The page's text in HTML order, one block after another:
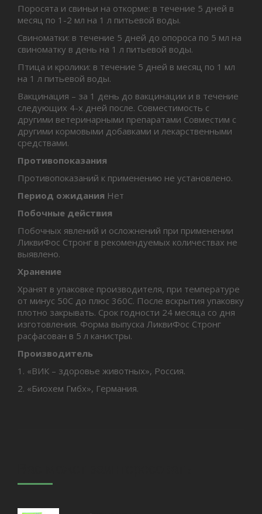
Поросята и свиньи на откорме: в течение 5 дней в
месяц по 1-2 мл на 1 л питьевой воды.
Свиноматки: в течение 5 дней до опороса по 5 мл на
свиноматку в день на 1 л питьевой воды.
Птица и кролики: в течение 5 дней в месяц по 1 мл
на 1 л питьевой воды.
Вакцинация – за 1 день до вакцинации и в течение
следующих 4-х дней после. Совместимость с
другими ветеринарными препаратами Совместим с
другими кормовыми добавками и лекарственными
средствами.
Противопоказания
Противопоказаний к применению не установлено.
Период ожидания Нет
Побочные действия
Побочных явлений и осложнений при применении
ЛиквиФос Стронг в рекомендуемых количествах не
выявлено.
Хранение
Хранят в упаковке производителя, при температуре
от минус 50С до плюс 360С. После вскрытия упаковку
плотно закрывать. Срок годности 24 месяца со дня
изготовления. Форма выпуска ЛиквиФос Стронг
расфасован в 5 л канистры.
Производитель
1. «ВИК – здоровье животных», Россия.
2. «Биохем Гмбх», Германия.